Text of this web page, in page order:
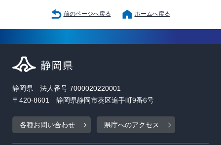
前のページへ戻る ホームへ戻る
静岡県 法人番号 7000020220001
〒420-8601 静岡県静岡市葵区追手町9番6号
各種お問い合わせ 県庁へのアクセス